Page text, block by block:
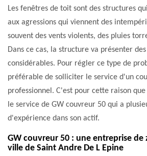
Les fenêtres de toit sont des structures
aux agressions qui viennent des
souvent des vents violents, des pluies
Dans ce cas, la structure va présenter
considérables. Pour régler ce type de
préférable de solliciter le service d'un
professionnel. C'est pour cette raison que
le service de GW couvreur 50 qui a
d'expérience dans son actif.
GW couvreur 50 : une entreprise de
ville de Saint Andre De L Epine